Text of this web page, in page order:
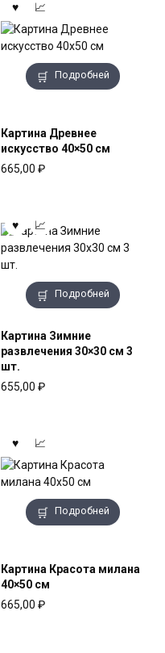
Подробней
Картина Древнее
искусство 40×50 см
665,00 ₽
Подробней
Картина Зимние
развлечения 30×30 см 3
шт.
655,00 ₽
Подробней
Картина Красота милана
40×50 см
665,00 ₽